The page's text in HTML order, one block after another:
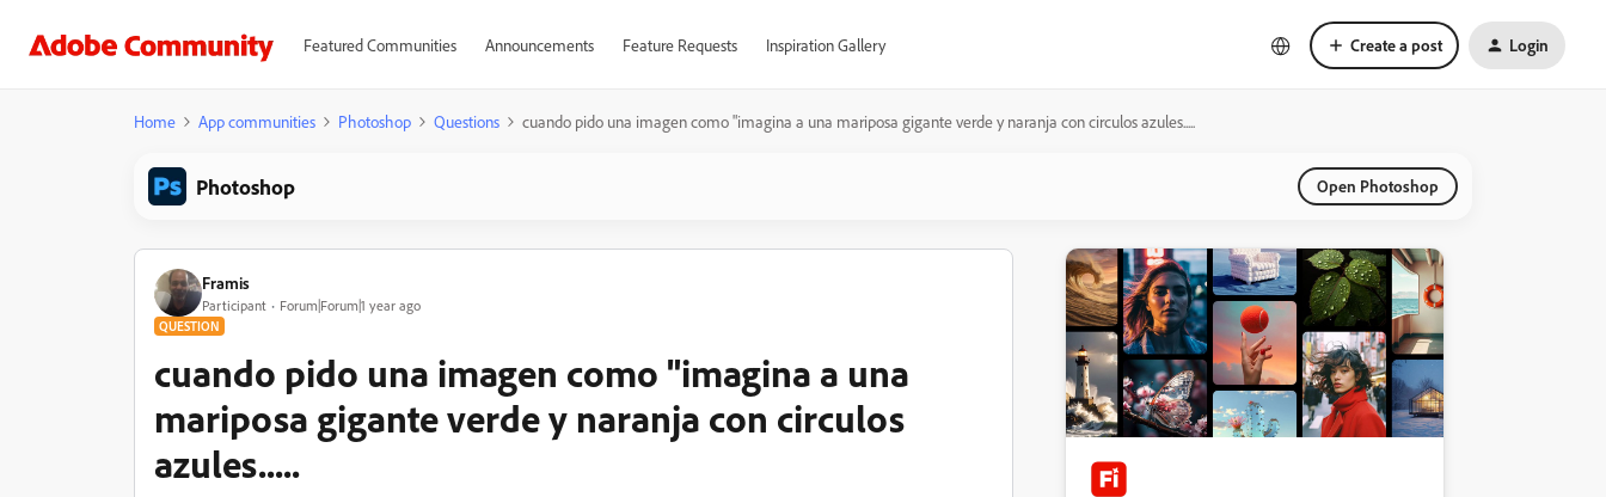
Featured Communities Announcements Feature Requests Inspiration Gallery Create a post Login
Home App communities Photoshop Questions cuando pido una imagen como "imagina a una mariposa gigante verde y naranja con circulos azules.....
Photoshop Open Photoshop
Framis
Participant Forum|Forum|1 year ago
QUESTION
cuando pido una imagen como "imagina a una
mariposa gigante verde y naranja con circulos
azules.....